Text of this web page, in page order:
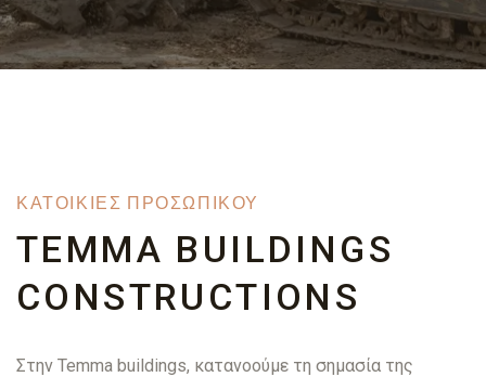
ΚΑΤΟΙΚΊΕΣ ΠΡΟΣΩΠΙΚΟΎ
TEMMA BUILDINGS
CONSTRUCTIONS
Στην Temma buildings, κατανοούμε τη σημασία της